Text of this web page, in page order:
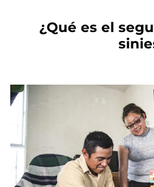
¿Qué es el